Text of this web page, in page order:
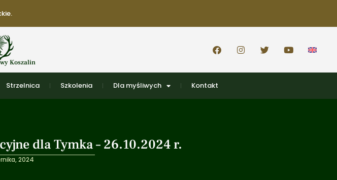
Koszalin
Strzelnica Szkolenia Dla myśliwych Kontakt
dla Tymka – 26.10.2024 r.
2024